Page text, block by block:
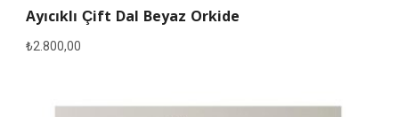
Ayıcıklı Çift Dal Beyaz Orkide
₺2.800,00